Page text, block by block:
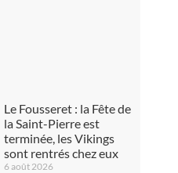
Le Fousseret : la Fête de
la Saint-Pierre est
terminée, les Vikings
sont rentrés chez eux
6 août 2026